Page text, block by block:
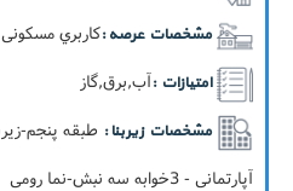
مشخصات عرصه :کاربري مسکونی
امتیازات :آب,برق,گاز
مشخصات زیربنا :
آپارتمانی - 3خوابه سه نبش-نما رومی